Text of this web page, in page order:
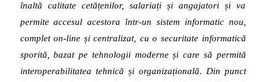
înaltă calitate cetățenilor, salariați și angajatori și va
permite accesul acestora într-un sistem informatic nou,
complet on-line și centralizat, cu o securitate informatică
sporită, bazat pe tehnologii moderne și care să permită
interoperabilitatea tehnică și organizațională. Din punct